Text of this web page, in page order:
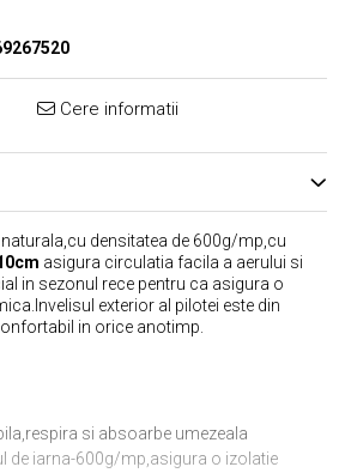
Cere informatii
densitatea de 600g/mp,cu
asigura circulatia facila a aerului si
in sezonul rece pentru ca asigura o
exterior al pilotei este din
in orice anotimp.
si absoarbe umezeala
de iarna-600g/mp,asigura o izolatie